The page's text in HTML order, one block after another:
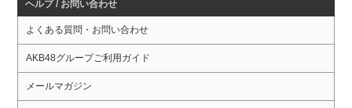
ヘルプ / お問い合わせ
よくある質問・お問い合わせ
AKB48グループご利用ガイド
メールマガジン